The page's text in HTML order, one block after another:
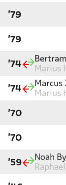
'79
'79
'74
Marius
'74
Marcus
Marius
'70
'70
'59
Noah